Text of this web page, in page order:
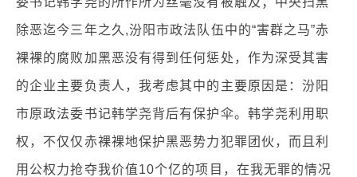
除恶迄今三年之久,汾阳市政法队伍中的“害群之马”赤
裸裸的腐败加黑恶没有得到任何惩处，作为深受其害
的企业主要负责人，我考虑其中的主要原因是：汾阳
市原政法委书记韩学尧背后有保护伞。韩学尧利用职
权，不仅仅赤裸裸地保护黑恶势力犯罪团伙，而且利
用公权力抢夺我价值10个亿的项目，在我无罪的情况